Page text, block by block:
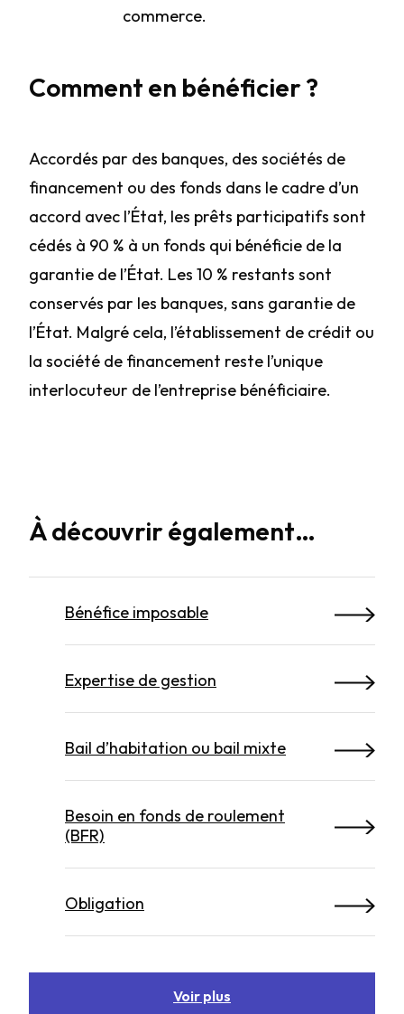
commerce.
Comment en bénéficier ?
Accordés par des banques, des sociétés de
financement ou des fonds dans le cadre d’un
accord avec l’État, les prêts participatifs sont
cédés à 90 % à un fonds qui bénéficie de la
garantie de l’État. Les 10 % restants sont
conservés par les banques, sans garantie de
l’État. Malgré cela, l’établissement de crédit ou
la société de financement reste l’unique
interlocuteur de l’entreprise bénéficiaire.
À découvrir également…
Bénéfice imposable
Expertise de gestion
Bail d’habitation ou bail mixte
Besoin en fonds de roulement
(BFR)
Obligation
Voir plus